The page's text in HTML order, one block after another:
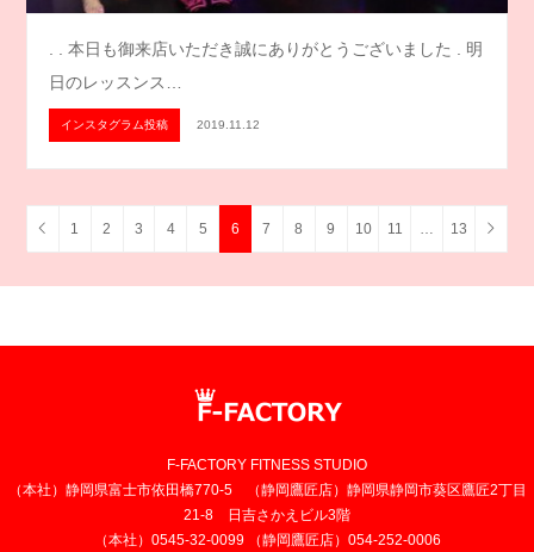
. . 本日も御来店いただき誠にありがとうございました . 明
日のレッスンス…
インスタグラム投稿 2019.11.12
1 2 3 4 5 6 7 8 9 10 11 … 13
F-FACTORY FITNESS STUDIO
（本社）静岡県富士市依田橋770-5 （静岡鷹匠店）静岡県静岡市葵区鷹匠2丁目
21-8 日吉さかえビル3階
（本社）0545-32-0099 （静岡鷹匠店）054-252-0006